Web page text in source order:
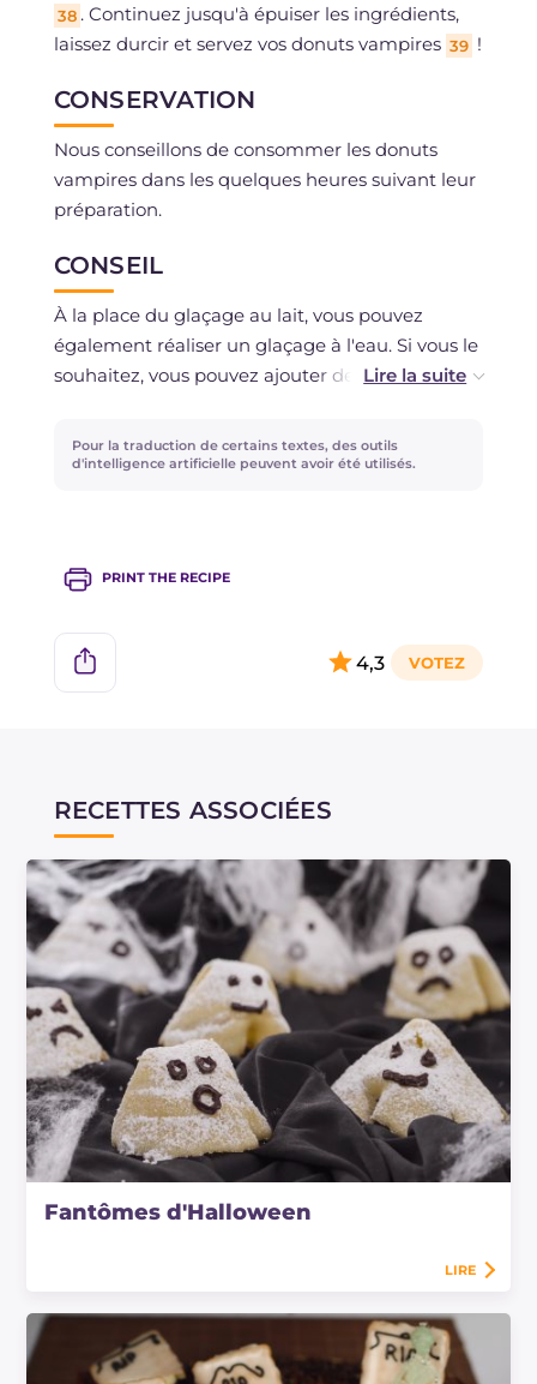
38 . Continuez jusqu'à épuiser les ingrédients,
laissez durcir et servez vos donuts vampires 39 !
CONSERVATION
Nous conseillons de consommer les donuts
vampires dans les quelques heures suivant leur
préparation.
CONSEIL
À la place du glaçage au lait, vous pouvez
également réaliser un glaçage à l'eau. Si vous le
souhaitez, vous pouvez ajouter des gouttes de
Pour la traduction de certains textes, des outils
d'intelligence artificielle peuvent avoir été utilisés.
PRINT THE RECIPE
4,3
RECETTES ASSOCIÉES
Fantômes d'Halloween
LIRE